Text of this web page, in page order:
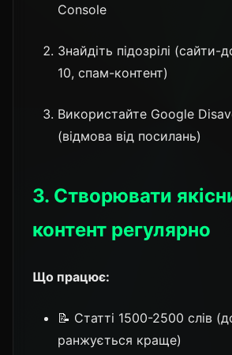
Console
Знайдіть підозрілі (сайти-
10, спам-контент)
Використайте Google
(відмова від посилань)
3. Створювати
контент регулярно
Що працює:
📝 Статті 1500-2500 слів
ранжується краще)